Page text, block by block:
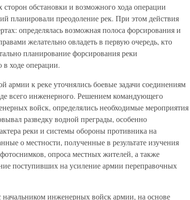
сторон обстановки и возможного хода операции
планировали преодоление рек. При этом действия
определялась возможная полоса форсирования и
желательно овладеть в первую очередь, кто
планирование форсирования реки
в ходе операции.
армии к реке уточнялись боевые задачи соединениям
всего инженерного. Решением командующего
войск, определялись необходимые мероприятия
разведку водной преграды, особенно
реки и системы обороны противника на
о местности, полученные в результате изучения
опроса местных жителей, а также
поступивших на усиление армии переправочных
инженерных войск армии, на основе